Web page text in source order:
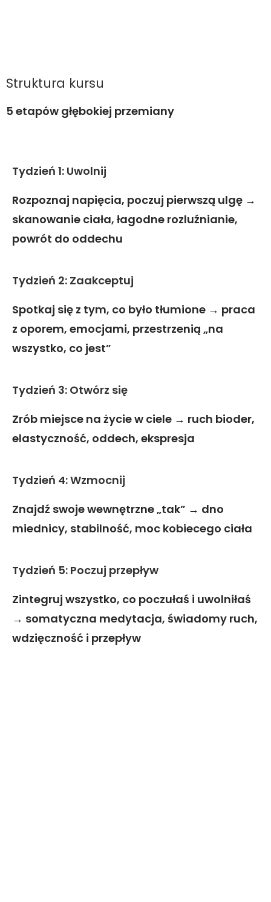
Struktura kursu
5 etapów głębokiej przemiany
Tydzień 1: Uwolnij
Rozpoznaj napięcia, poczuj pierwszą ulgę →
skanowanie ciała, łagodne rozluźnianie,
powrót do oddechu
Tydzień 2: Zaakceptuj
Spotkaj się z tym, co było tłumione → praca
z oporem, emocjami, przestrzenią „na
wszystko, co jest”
Tydzień 3: Otwórz się
Zrób miejsce na życie w ciele → ruch bioder,
elastyczność, oddech, ekspresja
Tydzień 4: Wzmocnij
Znajdź swoje wewnętrzne „tak” → dno
miednicy, stabilność, moc kobiecego ciała
Tydzień 5: Poczuj przepływ
Zintegruj wszystko, co poczułaś i uwolniłaś
→ somatyczna medytacja, świadomy ruch,
wdzięczność i przepływ